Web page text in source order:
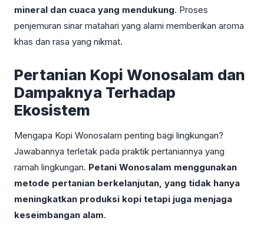
mineral dan cuaca yang mendukung. Proses
penjemuran sinar matahari yang alami memberikan aroma
khas dan rasa yang nikmat.
Pertanian Kopi Wonosalam dan
Dampaknya Terhadap
Ekosistem
Mengapa Kopi Wonosalam penting bagi lingkungan?
Jawabannya terletak pada praktik pertaniannya yang
ramah lingkungan. Petani Wonosalam menggunakan
metode pertanian berkelanjutan, yang tidak hanya
meningkatkan produksi kopi tetapi juga menjaga
keseimbangan alam.